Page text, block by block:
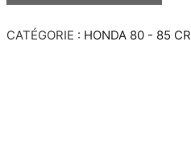
85
CATÉGORIE : HONDA 80 - 85 CR